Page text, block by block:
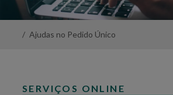
Animais
Ajudas no Pedido Único
SERVIÇOS ONLINE